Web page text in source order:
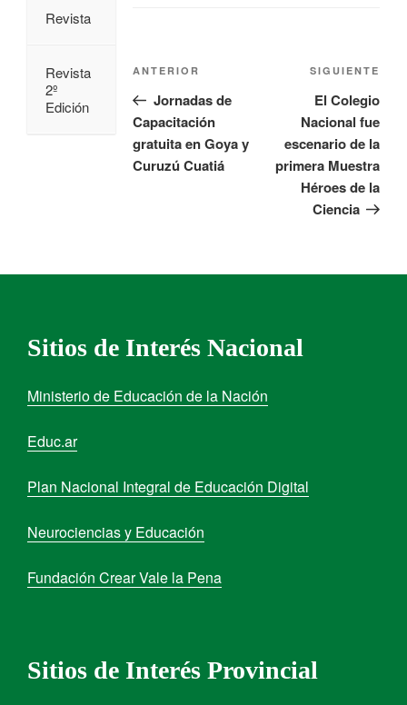
ANTERIOR
Jornadas de
Capacitación
gratuita en Goya y
Curuzú Cuatiá
SIGUIENTE
El Colegio
Nacional fue
escenario de la
primera Muestra
Héroes de la
Ciencia
Revista
Revista
2º
Edición
Sitios de Interés Nacional
Ministerio de Educación de la Nación
Educ.ar
Plan Nacional Integral de Educación Digital
Neurociencias y Educación
Fundación Crear Vale la Pena
Sitios de Interés Provincial